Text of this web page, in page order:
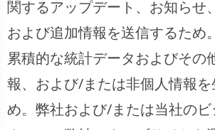
関するアップデート、お知らせ
および追加情報を送信するため。
累積的な統計データおよびその
報、および/または非個人情報
め。弊社および/または当社のビ